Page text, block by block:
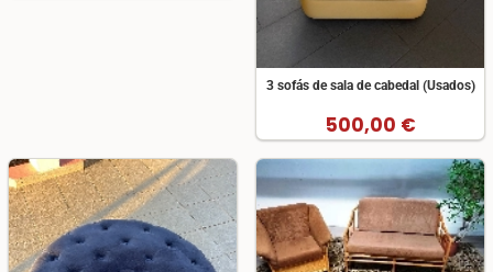
3 sofás de sala de cabedal (Usados)
500,00 €